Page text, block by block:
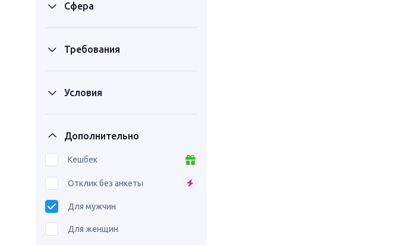
Сфера
Требования
Условия
Дополнительно
Кешбек
Отклик без анкеты
Для мужчин
Для женщин